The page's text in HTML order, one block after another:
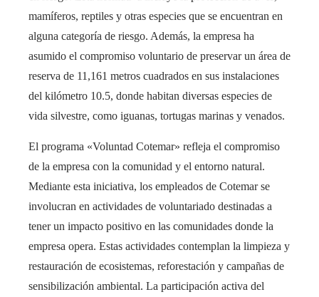
mamíferos, reptiles y otras especies que se encuentran en
alguna categoría de riesgo. Además, la empresa ha
asumido el compromiso voluntario de preservar un área de
reserva de 11,161 metros cuadrados en sus instalaciones
del kilómetro 10.5, donde habitan diversas especies de
vida silvestre, como iguanas, tortugas marinas y venados.
El programa «Voluntad Cotemar» refleja el compromiso
de la empresa con la comunidad y el entorno natural.
Mediante esta iniciativa, los empleados de Cotemar se
involucran en actividades de voluntariado destinadas a
tener un impacto positivo en las comunidades donde la
empresa opera. Estas actividades contemplan la limpieza y
restauración de ecosistemas, reforestación y campañas de
sensibilización ambiental. La participación activa del